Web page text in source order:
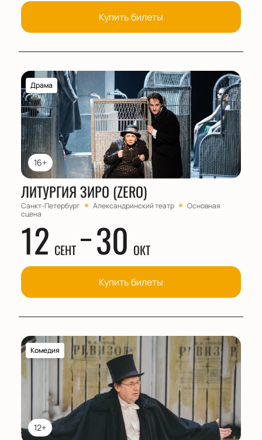
Купить билеты
16+
Драма
ЛИТУРГИЯ ЗИРО (ZERO)
Санкт-Петербург Александринский театр
Основная
сцена
12 СЕНТ 30 ОКТ
Купить билеты
12+
Комедия